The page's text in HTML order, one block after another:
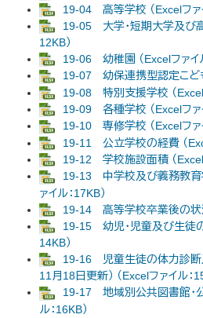
19-04 高等学校 （Excelファ
19-05 大学・短期大学及び高
12KB）
19-06 幼稚園 （Excelファイ
19-07 幼保連携型認定こども
19-08 特別支援学校 （Excel
19-09 各種学校 （Excelファ
19-10 専修学校 （Excelファ
19-11 公立学校の経費 （
19-12 学校施設面積 （Excel
19-13 中学校及び義務教育
ァイル：17KB）
19-14 高等学校卒業後の状況
19-15 幼児・児童及び生徒の
14KB）
19-16 児童生徒の体力診断
11月18日更新） （Excelファイル：
19-17 地域別公共図書館・
ル：16KB）